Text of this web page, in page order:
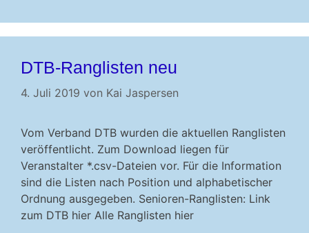
DTB-Ranglisten neu
4. Juli 2019 von Kai Jaspersen
Vom Verband DTB wurden die aktuellen Ranglisten
veröffentlicht. Zum Download liegen für
Veranstalter *.csv-Dateien vor. Für die Information
sind die Listen nach Position und alphabetischer
Ordnung ausgegeben. Senioren-Ranglisten: Link
zum DTB hier Alle Ranglisten hier